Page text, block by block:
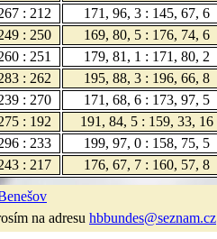
: 212 171, 96, 3 : 145, 67, 6
: 250 169, 80, 5 : 176, 74, 6
: 251 179, 81, 1 : 171, 80, 2
: 262 195, 88, 3 : 196, 66, 8
: 270 171, 68, 6 : 173, 97, 5
: 192 191, 84, 5 : 159, 33, 16
: 233 199, 97, 0 : 158, 75, 5
: 217 176, 67, 7 : 160, 57, 8
na adresu hbbundes@seznam.cz